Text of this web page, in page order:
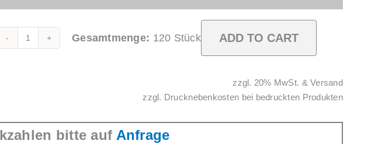
Spritzer
quantity
Gesamtmenge: 120 Stück ADD TO CART
zzgl. 20% MwSt. & Versand
zzgl. Drucknebenkosten bei bedruckten Produkten
bitte auf Anfrage